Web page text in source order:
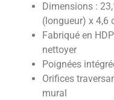
Dimensions :
(longueur) x 4,6
Fabriqué en
nettoyer
Poignées
Orifices
mural